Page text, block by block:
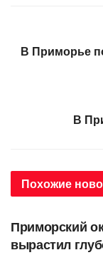
В Приморье
В
Похожие
АВТОРСКОЕ
Приморский
вырастил